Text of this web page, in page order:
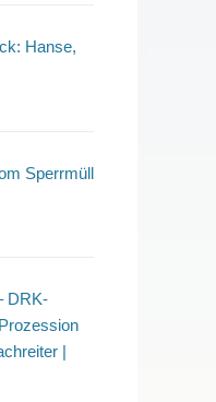
Hanse,
Sperrmüll
DRK-
|